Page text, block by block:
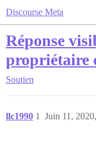
Discourse Meta
Réponse
propriétaire
Soutien
llc1990 Juin 11,
1